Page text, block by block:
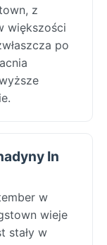
z
większości
po
In
w
wieje
stały w